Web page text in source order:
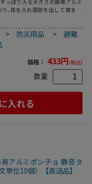
っぽり入る大きさの簡易アルミ
､体を入れ頭部を出して寝ま
る緊急避難時や､アウトドア､レ
ない安心の静音設計｡避難先で
｡アルミの保温効果で温かく､急
などと併用すると保温力がア
いテープ付き｡使用時の目印に
なコンパクトサイズ｡
> 防災用品 >避難
価格： 433円(税込)
数量
入れる
アルミポンチョ 静音タ
単位10個）【直送品】